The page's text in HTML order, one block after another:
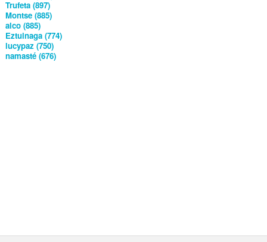
Trufeta (897)
Montse (885)
alco (885)
Eztuinaga (774)
lucypaz (750)
namasté (676)